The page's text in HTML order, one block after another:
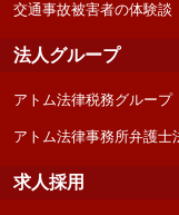
交通事故被害者の体験談
法人グループ
アトム法律税務グループ
アトム法律事務所弁護士
求人採用